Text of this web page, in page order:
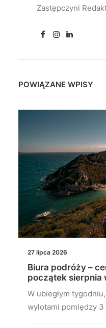
Zastępczyni
POWIĄZANE WPISY
27 lipca 2026
Biura podróży –
początek sierpnia
W ubiegłym
wylotami pomiędzy